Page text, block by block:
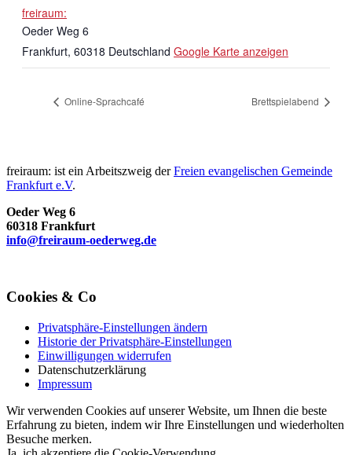
freiraum:
Oeder Weg 6
Frankfurt, 60318 Deutschland Google Karte anzeigen
Online-Sprachcafé Brettspielabend
freiraum: ist ein Arbeitszweig derFreien evangelischen Gemeinde
Frankfurt e.V.
Oeder Weg 6
60318 Frankfurt
info@freiraum-oederweg.de
Cookies & Co
Privatsphäre-Einstellungen ändern
Historie der Privatsphäre-Einstellungen
Einwilligungen widerrufen
Datenschutzerklärung
Impressum
Wir verwenden Cookies auf unserer Website, um Ihnen die beste
Erfahrung zu bieten, indem wir Ihre Einstellungen und wiederholten
Besuche merken.